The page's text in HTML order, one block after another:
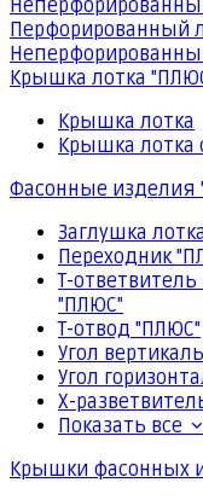
Перфорированный
Крышка лотка
Крышка лотка
Крышка лотка
Фасонные изделия
Заглушка
Переходник
Т-
"ПЛЮС"
Т-отвод "ПЛЮС"
Угол
Угол
Х-
Показать все
Крышки фасонных